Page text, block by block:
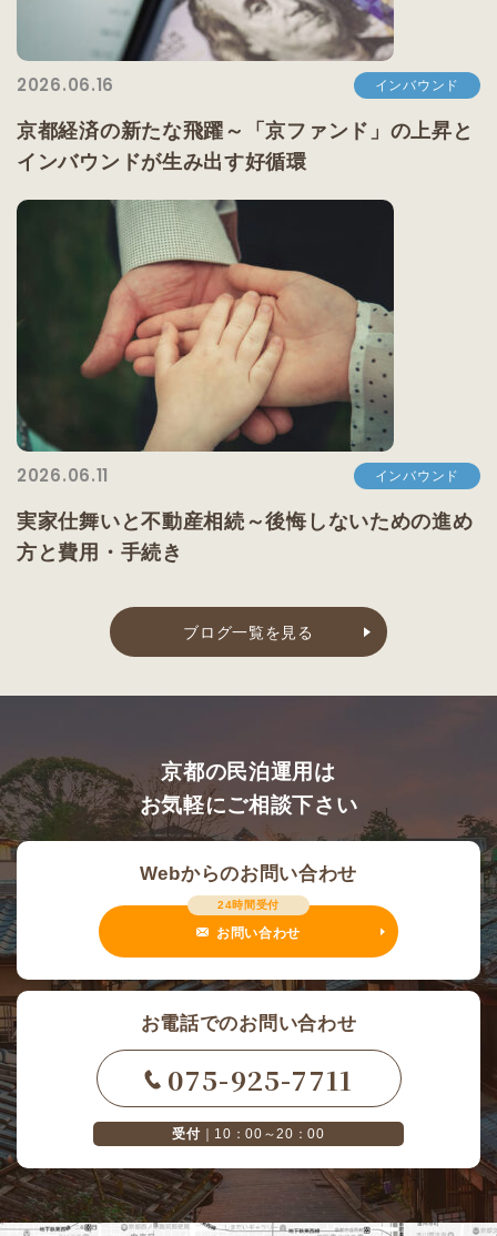
2026.06.16 インバウンド
京都経済の新たな飛躍～「京ファンド」の上昇と
インバウンドが生み出す好循環
2026.06.11 インバウンド
実家仕舞いと不動産相続～後悔しないための進め
方と費用・手続き
ブログ一覧を見る
京都の民泊運用は
お気軽にご相談下さい
Webからのお問い合わせ
24時間受付
お問い合わせ
お電話でのお問い合わせ
075-925-7711
受付｜10：00～20：00